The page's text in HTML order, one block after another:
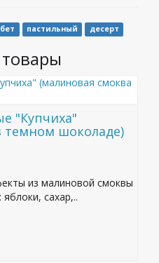
пастильный десерт
"Купчиха"
темном шоколаде)
из малиновой смоквы
сахар,..